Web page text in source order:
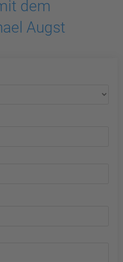
dem
Augst